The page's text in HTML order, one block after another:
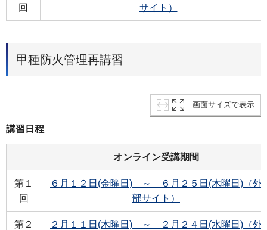
回
サイト）
甲種防火管理再講習
画面サイズで表示
講習日程
オンライン受講期間
第１
回
６月１２日(金曜日) ～ ６月２５日(木曜日)（外
部サイト）
第２
２月１１日(木曜日) ～ ２月２４日(水曜日)（外